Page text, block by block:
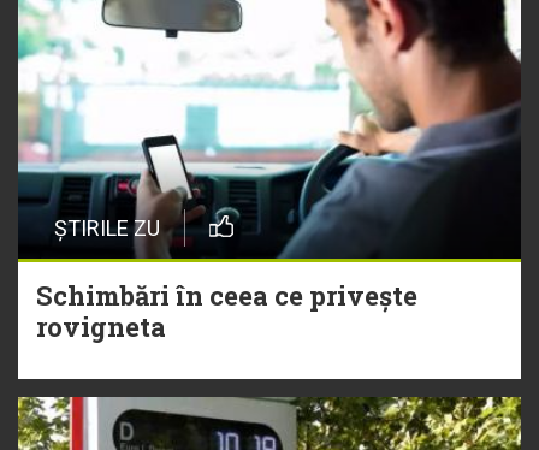
ȘTIRILE ZU
Schimbări în ceea ce privește
rovigneta